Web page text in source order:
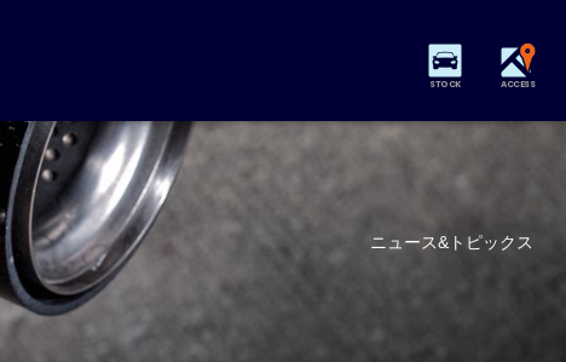
STOCK ACCESS
ニュース&トピックス